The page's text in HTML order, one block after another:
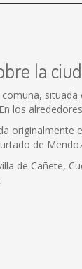
la
los
originalmente
de
de Cañete,